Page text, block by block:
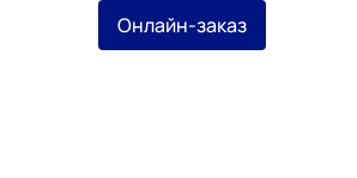
Онлайн-заказ